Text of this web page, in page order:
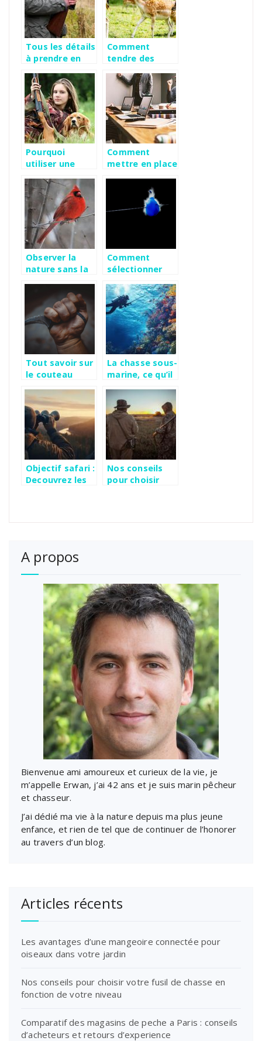
Tous les détails
à prendre en
de partir à la
chasse
Comment
tendre des
succès lors
d’une partie de
chasse ?
Pourquoi
utiliser une
chasse ?
Comment
mettre en place
business ?
Observer la
nature sans la
secrets pour
des photos
dignes des plus
grands
professionnels
Comment
sélectionner
chasse pour
répondre à vos
attentes
Tout savoir sur
le couteau
histoire,
utilisation et
entretien
La chasse sous-
marine, ce qu’il
avant de
rejoindre un
club
Objectif safari :
Decouvrez les
Nos conseils
pour choisir
A propos
Bienvenue ami amoureux et curieux de la vie, je
m’appelle Erwan, j’ai 42 ans et je suis marin pêcheur
et chasseur.
J’ai dédié ma vie à la nature depuis ma plus jeune
enfance, et rien de tel que de continuer de l’honorer
au travers d’un blog.
Articles récents
Les avantages d’une mangeoire connectée pour
oiseaux dans votre jardin
Nos conseils pour choisir votre fusil de chasse en
fonction de votre niveau
Comparatif des magasins de peche a Paris : conseils
d’acheteurs et retours d’experience